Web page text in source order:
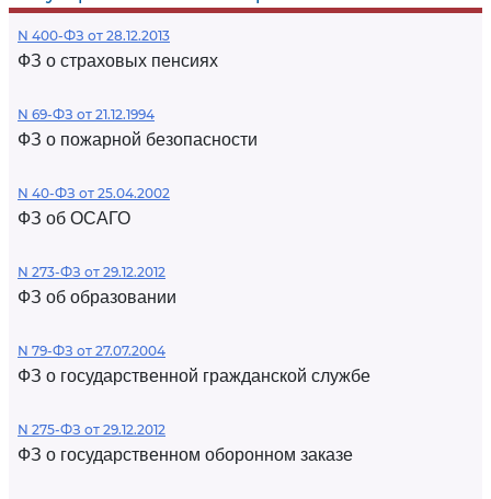
N 400-ФЗ от 28.12.2013
ФЗ о страховых пенсиях
N 69-ФЗ от 21.12.1994
ФЗ о пожарной безопасности
N 40-ФЗ от 25.04.2002
ФЗ об ОСАГО
N 273-ФЗ от 29.12.2012
ФЗ об образовании
N 79-ФЗ от 27.07.2004
ФЗ о государственной гражданской службе
N 275-ФЗ от 29.12.2012
ФЗ о государственном оборонном заказе